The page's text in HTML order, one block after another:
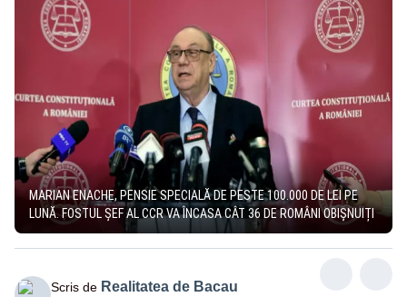
MARIAN ENACHE, PENSIE SPECIALĂ DE PESTE 100.000 DE LEI PE
LUNĂ. FOSTUL ȘEF AL CCR VA ÎNCASA CÂT 36 DE ROMÂNI OBIȘNUIȚI
Scris de Realitatea de Bacau